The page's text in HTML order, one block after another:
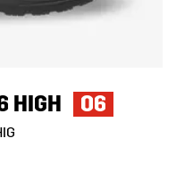
HIGH O6